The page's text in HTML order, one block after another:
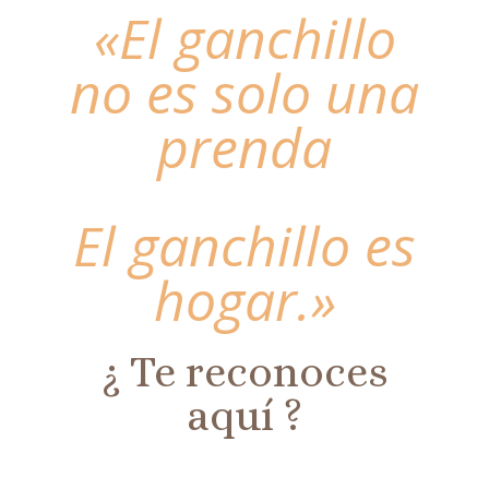
«El ganchillo
no es solo una
prenda
El ganchillo es
hogar.»
¿ Te reconoces
aquí ?